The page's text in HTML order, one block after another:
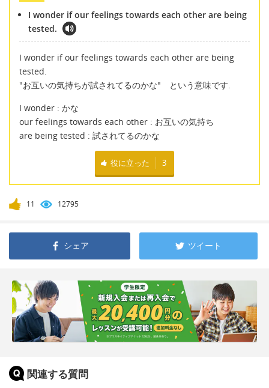
I wonder if our feelings towards each other are being
tested.
I wonder if our feelings towards each other are being
tested.
"お互いの気持ちが試されてるのかな" という意味です.
I wonder : かな
our feelings towards each other : お互いの気持ち
are being tested : 試されてるのかな
役に立った 3
11 12795
シェア ツイート
関連する質問